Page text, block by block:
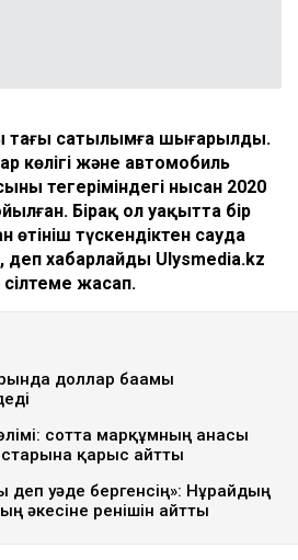
тағы сатылымға шығарылды.
көлігі және автомобиль
теңгеріміндегі нысан 2020
Бірақ ол уақытта бір
түскендіктен сауда
деп хабарлайды Ulysmedia.kz
жасап.
доллар бағамы
сотта марқұмның анасы
қарғыс айтты
уәде бергенсің»: Нұрайдың
әкесіне ренішін айтты